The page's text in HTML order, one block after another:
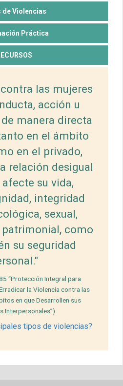
de Violencias
Práctica
las mujeres
acción u
manera directa
en el ámbito
en el privado,
relación desigual
afecte su vida,
integridad
sexual,
como
su seguridad
“Protección Integral para
la Violencia contra las
en que Desarrollen sus
Interpersonales”)
tipos de violencias?